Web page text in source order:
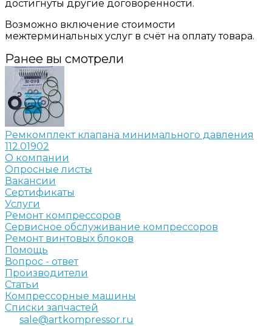
достигнуты другие договоренности.
Возможно включение стоимости
межтерминальных услуг в счёт на оплату товара.
Ранее вы смотрели
Ремкомплект клапана минимального давления
112.01902
О компании
Опросные листы
Вакансии
Сертификаты
Услуги
Ремонт компрессоров
Сервисное обслуживание компрессоров
Ремонт винтовых блоков
Помощь
Вопрос - ответ
Производители
Статьи
Компрессорные машины
Списки запчастей
sale@artkompressor.ru